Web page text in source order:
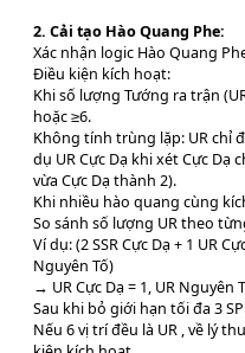
2. Cải tạo Hào Quang Phe:
Xác nhận logic Hào Quang
Điều kiện kích hoạt:
Khi số lượng Tướng ra trận
hoặc ≥6.
Không tính trùng lặp: UR chỉ
dụ UR Cực Dạ khi xét Cực Dạ
vừa Cực Dạ thành 2).
Khi nhiều hào quang cùng
So sánh số lượng UR theo
Ví dụ: (2 SSR Cực Dạ + 1 UR
Nguyên Tố)
→ UR Cực Dạ = 1, UR Nguyên
Sau khi bỏ giới hạn tối đa 3
Nếu 6 vị trí đều là UR , về lý